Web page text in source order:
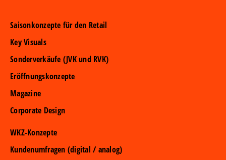
Saisonkonzepte für den Retail
Key Visuals
Sonderverkäufe (JVK und RVK)
Eröffnungskonzepte
Magazine
Corporate Design
WKZ-Konzepte
Kundenumfragen (digital / analog)